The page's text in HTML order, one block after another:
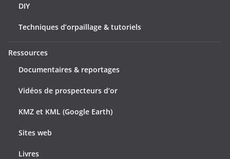
DIY
Techniques d’orpaillage & tutoriels
Ressources
Documentaires & reportages
Vidéos de prospecteurs d’or
KMZ et KML (Google Earth)
Sites web
Livres